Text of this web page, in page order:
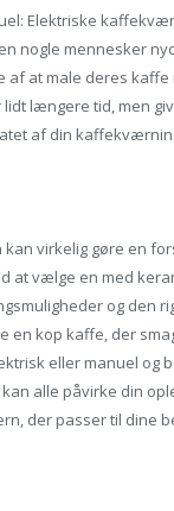
Elektriske
nogle mennesker
af at male deres kaffe
længere tid, men
af din
virkelig gøre en
at vælge en med
og den
en kop kaffe, der
eller manuel og
alle påvirke din
der passer til dine